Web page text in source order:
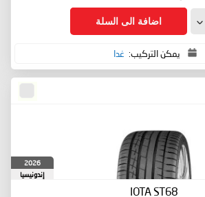
اضافة الى السلة
يمكن التركيب: غدا
2026
إندونيسيا
IOTA ST68